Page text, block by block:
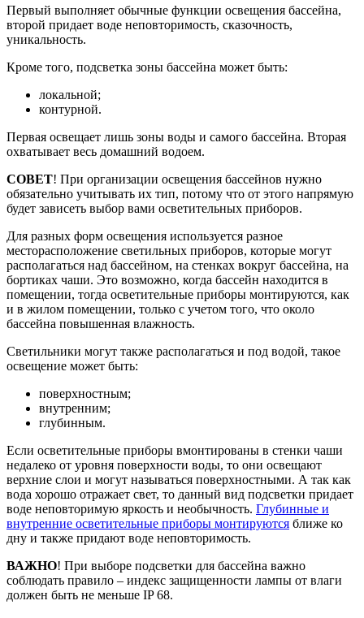
Первый выполняет обычные функции освещения бассейна,
второй придает воде неповторимость, сказочность,
уникальность.
Кроме того, подсветка зоны бассейна может быть:
локальной;
контурной.
Первая освещает лишь зоны воды и самого бассейна. Вторая
охватывает весь домашний водоем.
СОВЕТ! При организации освещения бассейнов нужно
обязательно учитывать их тип, потому что от этого напрямую
будет зависеть выбор вами осветительных приборов.
Для разных форм освещения используется разное
месторасположение светильных приборов, которые могут
располагаться над бассейном, на стенках вокруг бассейна, на
бортиках чаши. Это возможно, когда бассейн находится в
помещении, тогда осветительные приборы монтируются, как
и в жилом помещении, только с учетом того, что около
бассейна повышенная влажность.
Светильники могут также располагаться и под водой, такое
освещение может быть:
поверхностным;
внутренним;
глубинным.
Если осветительные приборы вмонтированы в стенки чаши
недалеко от уровня поверхности воды, то они освещают
верхние слои и могут называться поверхностными. А так как
вода хорошо отражает свет, то данный вид подсветки придает
воде неповторимую яркость и необычность. Глубинные и
внутренние осветительные приборы монтируются ближе ко
дну и также придают воде неповторимость.
ВАЖНО! При выборе подсветки для бассейна важно
соблюдать правило – индекс защищенности лампы от влаги
должен быть не меньше IP 68.